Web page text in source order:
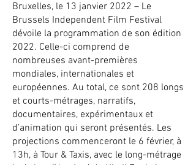
Bruxelles, le 13 janvier 2022 – Le
Brussels Independent Film Festival
dévoile la programmation de son édition
2022. Celle-ci comprend de
nombreuses avant-premières
mondiales, internationales et
européennes. Au total, ce sont 208 longs
et courts-métrages, narratifs,
documentaires, expérimentaux et
d’animation qui seront présentés. Les
projections commenceront le 6 février, à
13h, à Tour & Taxis, avec le long-métrage